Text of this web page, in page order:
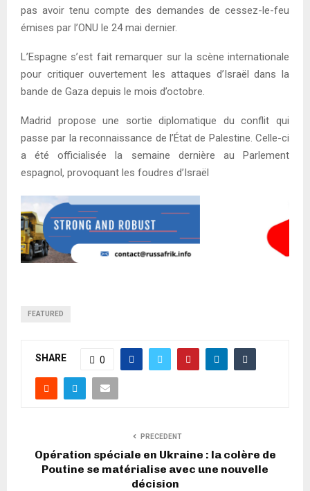
pas avoir tenu compte des demandes de cessez-le-feu
émises par l’ONU le 24 mai dernier.
L’Espagne s’est fait remarquer sur la scène internationale
pour critiquer ouvertement les attaques d’Israël dans la
bande de Gaza depuis le mois d’octobre.
Madrid propose une sortie diplomatique du conflit qui
passe par la reconnaissance de l’État de Palestine. Celle-ci
a été officialisée la semaine dernière au Parlement
espagnol, provoquant les foudres d’Israël
FEATURED
SHARE 0
PRECEDENT
Opération spéciale en Ukraine : la colère de
Poutine se matérialise avec une nouvelle
décision